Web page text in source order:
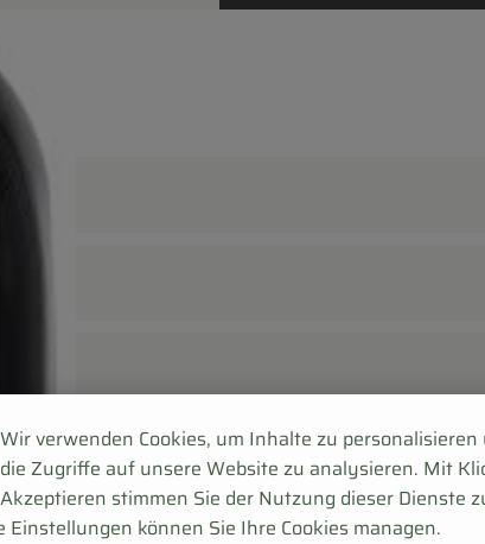
Wir verwenden Cookies, um Inhalte zu personalisieren
die Zugriffe auf unsere Website zu analysieren. Mit
Akzeptieren stimmen Sie der Nutzung dieser Dienste
Einstellungen können Sie Ihre Cookies managen.